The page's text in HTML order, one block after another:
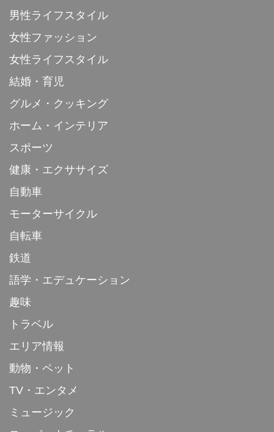
男性ライフスタイル
女性ファッション
女性ライフスタイル
結婚・育児
グルメ・クッキング
ホーム・インテリア
スポーツ
健康・エクササイズ
自動車
モーターサイクル
自転車
鉄道
語学・エデュケーション
趣味
トラベル
エリア情報
動物・ペット
TV・エンタメ
ミュージック